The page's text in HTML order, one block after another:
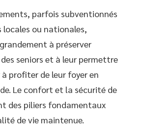
parfois subventionnés
locales ou nationales,
à préserver
seniors et à leur permettre
profiter de leur foyer en
Le confort et la sécurité de
des piliers fondamentaux
de vie maintenue.